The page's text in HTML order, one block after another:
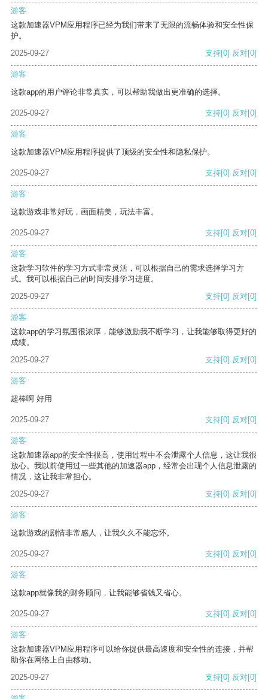
游客
这款加速器VPM应用程序已经为我们带来了无限的流畅体验和安全性保
护。
2025-09-27
支持[0] 反对[0]
游客
这款app的用户评论非常真实，可以帮助我做出更准确的选择。
2025-09-27 支持[0] 反对[0]
游客
这款加速器VPM应用程序提供了顶级的安全性和隐私保护。
2025-09-27 支持[0] 反对[0]
游客
这款游戏非常好玩，画面精美，玩法丰富。
2025-09-27 支持[0] 反对[0]
游客
这款学习软件的学习方式非常灵活，可以根据自己的需求选择学习方
式。我可以根据自己的时间安排学习进度。
2025-09-27
支持[0] 反对[0]
游客
这款app的学习氛围很浓厚，能够激励我不断学习，让我能够取得更好的
成绩。
2025-09-27
支持[0] 反对[0]
游客
超棒啊 好用
2025-09-27 支持[0] 反对[0]
游客
这款加速器app的安全性很高，使用过程中不会泄露个人信息，这让我很
放心。我以前使用过一些其他的加速器app，经常会出现个人信息泄露的
情况，这让我非常担心。
2025-09-27
支持[0] 反对[0]
游客
这款游戏的剧情非常感人，让我久久不能忘怀。
2025-09-27 支持[0] 反对[0]
游客
这款app就像我的财务顾问，让我能够省钱又省心。
2025-09-27 支持[0] 反对[0]
游客
这款加速器VPM应用程序可以给你提供最高速度和安全性的连接，并帮
助你在网络上自由移动。
2025-09-27
支持[0] 反对[0]